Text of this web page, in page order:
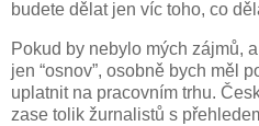
budete dělat jen víc toho, co
Pokud by nebylo mých zájmů,
jen “osnov”, osobně bych měl
uplatnit na pracovním trhu.
zase tolik žurnalistů s